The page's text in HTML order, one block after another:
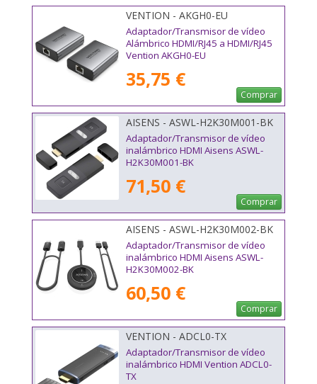
VENTION - AKGH0-EU
Adaptador/Transmisor de vídeo
Alámbrico HDMI/RJ45 a HDMI/RJ45
Vention AKGH0-EU
35,75 €
Comprar
AISENS - ASWL-H2K30M001-BK
Adaptador/Transmisor de vídeo
inalámbrico HDMI Aisens ASWL-
H2K30M001-BK
71,50 €
Comprar
AISENS - ASWL-H2K30M002-BK
Adaptador/Transmisor de vídeo
inalámbrico HDMI Aisens ASWL-
H2K30M002-BK
60,50 €
Comprar
VENTION - ADCL0-TX
Adaptador/Transmisor de vídeo
inalámbrico HDMI Vention ADCL0-
TX